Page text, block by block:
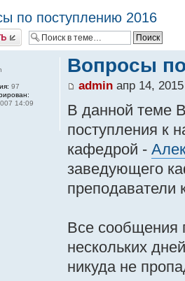
по поступлению 2016
Вопросы
admin апр 14,
В данной теме
поступления к
кафедрой -
заведующего
преподаватели
Все сообщения
нескольких
никуда не
97
14:09